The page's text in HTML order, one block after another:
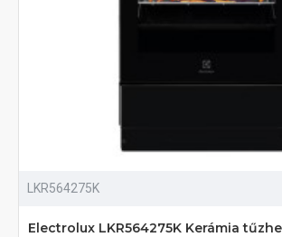
LKR564275K
Electrolux LKR564275K Kerámia